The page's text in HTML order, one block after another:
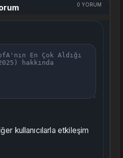
0 YORUM
kullanıcılarla etkileşim